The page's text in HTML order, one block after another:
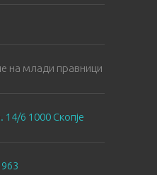
на млади правници
6 1000 Скопје